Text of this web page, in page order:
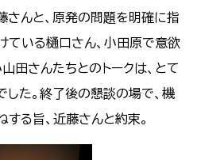
さんと、原発の問題を明確に指
ている樋口さん、小田原で意欲
田さんたちとのトークは、とて
た。終了後の懇談の場で、機
る旨、近藤さんと約束。